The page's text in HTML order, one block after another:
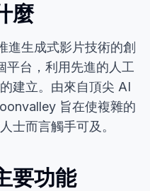
麼
進生成式影片技術的創
平台，利用先進的人工
建立。由來自頂尖 AI
旨在使複雜的
士而言觸手可及。
要功能